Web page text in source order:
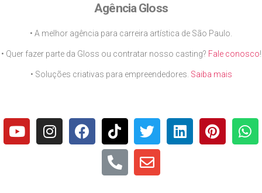
Agência Gloss
• A melhor agência para carreira artística de São Paulo.
• Quer fazer parte da Gloss ou contratar nosso casting? Fale conosco!
• Soluções criativas para empreendedores. Saiba mais